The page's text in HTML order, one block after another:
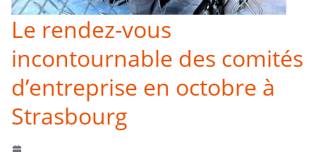
Le rendez-vous
incontournable des comités
d’entreprise en octobre à
Strasbourg